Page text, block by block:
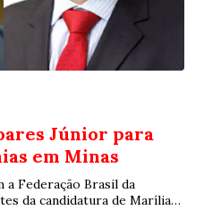
Júnior para
em Minas
Federação Brasil da
da candidatura de Marília